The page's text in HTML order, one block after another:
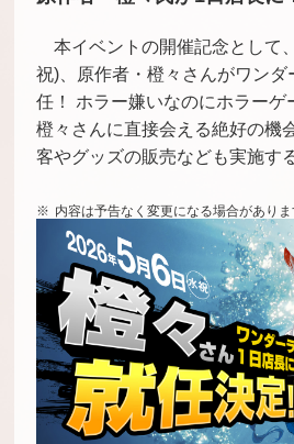
本イベントの開催記念として
祝)、原作者・橙々さんがワン
任！ ホラー嫌いなのにホラーゲ
橙々さんに直接会える絶好の機
客やグッズの販売なども実施す
内容は予告なく変更になる場合がありま